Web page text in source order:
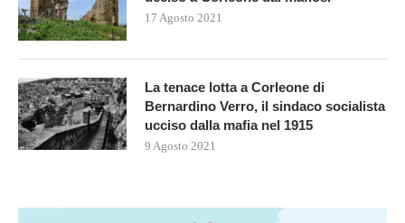
17 Agosto 2021
La tenace lotta a Corleone di
Bernardino Verro, il sindaco socialista
ucciso dalla mafia nel 1915
9 Agosto 2021